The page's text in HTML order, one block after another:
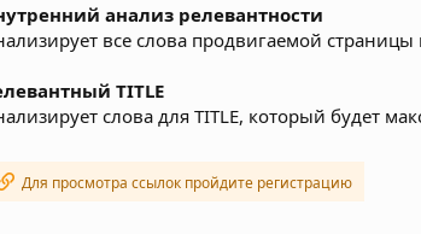
анализ релевантности
все слова продвигаемой
TITLE
слова для TITLE, который будет
Для просмотра ссылок пройдите регистрацию